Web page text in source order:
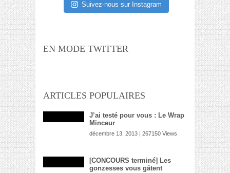
Suivez-nous sur Instagram
EN MODE TWITTER
ARTICLES POPULAIRES
J’ai testé pour vous : Le Wrap
Minceur
décembre 13, 2013 | 267150 Views
[CONCOURS terminé] Les
gonzesses vous gâtent